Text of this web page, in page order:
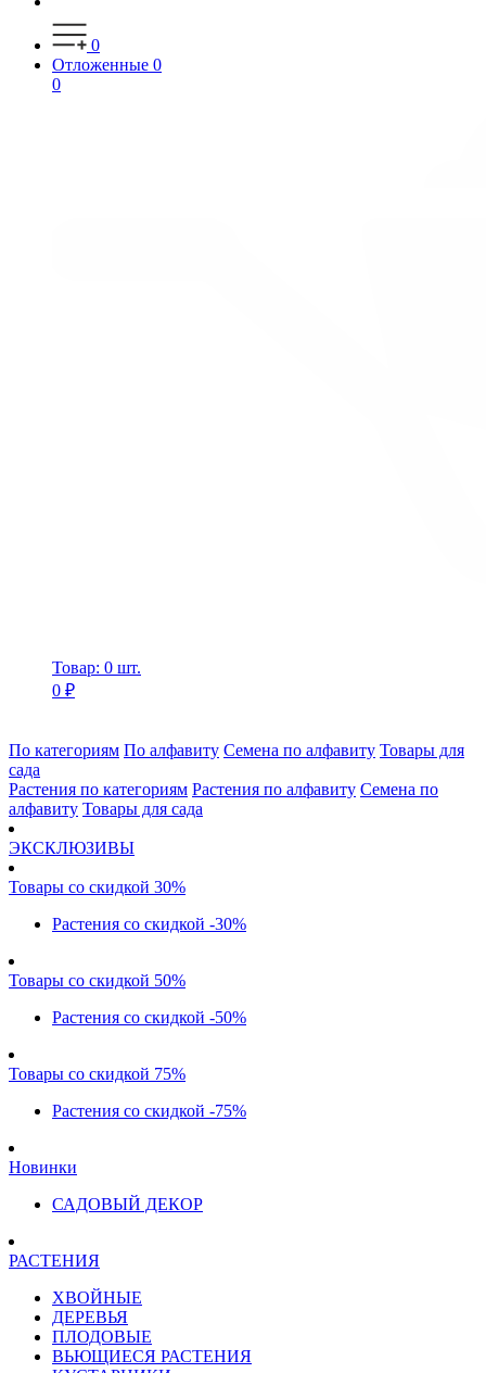
0
Отложенные 0
0
Товар: 0 шт.
0 ₽
По категориям По алфавиту Семена по алфавиту Товары для
сада
Растения по категориям Растения по алфавиту Семена по
алфавиту Товары для сада
ЭКСКЛЮЗИВЫ
Товары со скидкой 30%
Растения со скидкой -30%
Товары со скидкой 50%
Растения со скидкой -50%
Товары со скидкой 75%
Растения со скидкой -75%
Новинки
САДОВЫЙ ДЕКОР
РАСТЕНИЯ
ХВОЙНЫЕ
ДЕРЕВЬЯ
ПЛОДОВЫЕ
ВЬЮЩИЕСЯ РАСТЕНИЯ